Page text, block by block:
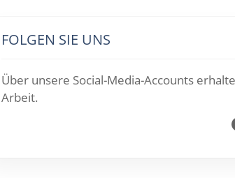
FOLGEN SIE UNS
Über unsere Social-Media-Accounts
Arbeit.